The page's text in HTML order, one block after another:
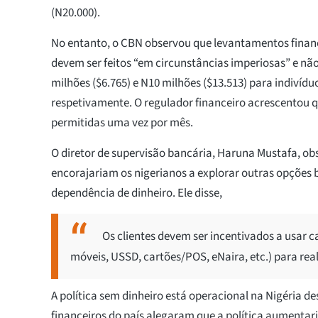
(N20.000).
No entanto, o CBN observou que levantamentos
devem ser feitos “em circunstâncias imperiosas” e
milhões ($6.765) e N10 milhões ($13.513) para
respetivamente. O regulador financeiro acrescentou
permitidas uma vez por mês.
O diretor de supervisão bancária, Haruna Mustafa,
encorajariam os nigerianos a explorar outras opções
dependência de dinheiro. Ele disse,
Os clientes devem ser incentivados a
móveis, USSD, cartões/POS, eNaira, etc.) para
A política sem dinheiro está operacional na Nigéria